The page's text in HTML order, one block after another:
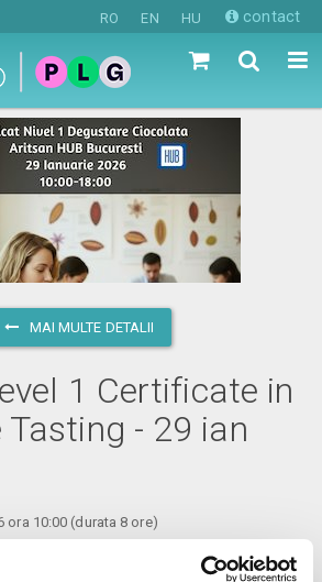
RO EN HU contact
MAI MULTE DETALII
1 Certificate in
- 29 ian
ora 10:00 (durata 8 ore)